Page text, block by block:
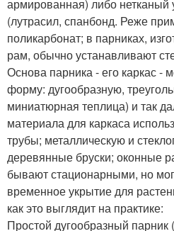
армированная) либо
(лутрасил, спанбонд. Реже
поликарбонат; в парниках,
рам, обычно устанавливают
Основа парника - его каркас -
форму: дугообразную,
миниатюрная теплица) и так
материала для каркаса
трубы; металлическую и
деревянные бруски; оконные
бывают стационарными, но
временное укрытие для
как это выглядит на практике:
Простой дугообразный парник